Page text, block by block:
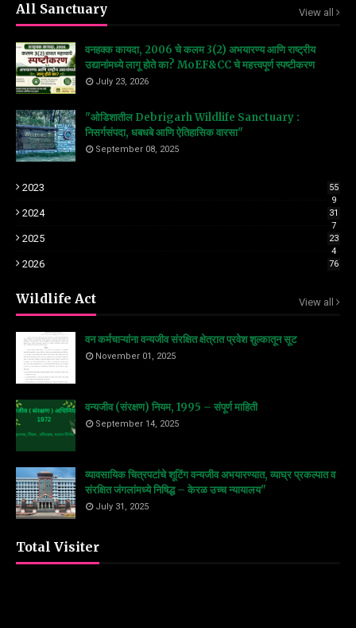
All Sanctuary View all
वनहक्क कायदा, 2006 चे कलम 3(2) अभयारण्य आणि राष्ट्रीय
उद्यानांमध्ये लागू होते का? MoEF&CC चे महत्त्वपूर्ण स्पष्टीकरण
July 23, 2026
"ओडिशातील Debrigarh Wildlife Sanctuary :
निसर्गसंपदा, धबधबे आणि ऐतिहासिक वारसा"
September 08, 2025
2023
55
9
2024
31
7
2025
23
4
2026 76
Wildlife Act View all
वन कर्मचाऱ्यांना वन्यजीव संरक्षित क्षेत्रात प्रवेश शुल्कातून सूट
November 01, 2025
वन्यजीव (संरक्षण) नियम, 1995 – संपूर्ण माहिती
September 14, 2025
व्यावसायिक चित्रपटांचे शूटिंग वन्यजीव अभयारण्यात, व्याघ्र प्रकल्पात व
संरक्षित जंगलांमध्ये निषिद्ध – केरळ उच्च न्यायालय"
July 31, 2025
Total Visiter